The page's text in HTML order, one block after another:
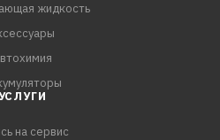
жидкость
на сервис